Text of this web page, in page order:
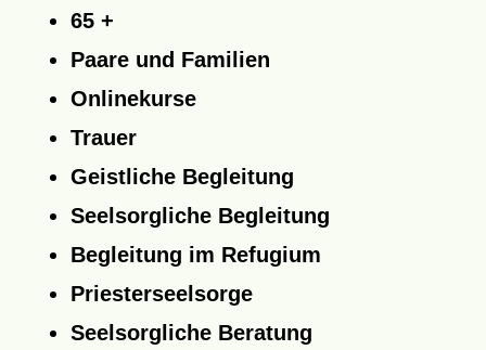
65 +
Paare und Familien
Onlinekurse
Trauer
Geistliche Begleitung
Seelsorgliche Begleitung
Begleitung im Refugium
Priesterseelsorge
Seelsorgliche Beratung